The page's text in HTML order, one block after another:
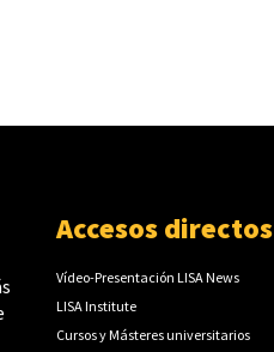
Accesos directos
Vídeo-Presentación LISA News
LISA Institute
Cursos y Másteres universitarios